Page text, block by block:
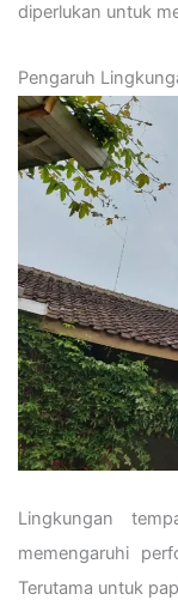
diperlukan untuk
Pengaruh
Lingkungan
memengaruhi
Terutama untuk